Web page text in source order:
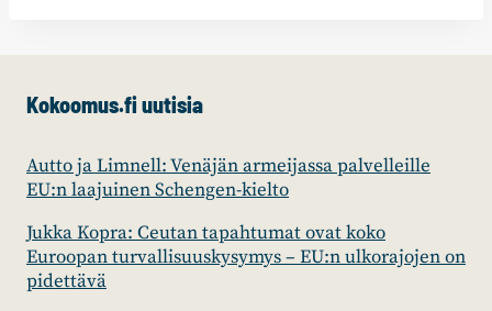
Kokoomus.fi uutisia
Autto ja Limnell: Venäjän armeijassa palvelleille
EU:n laajuinen Schengen-kielto
Jukka Kopra: Ceutan tapahtumat ovat koko
Euroopan turvallisuuskysymys – EU:n ulkorajojen on
pidettävä